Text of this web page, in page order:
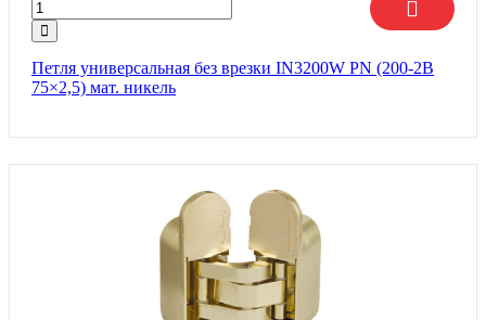
Петля универсальная без врезки IN3200W PN (200-2B
75×2,5) мат. никель